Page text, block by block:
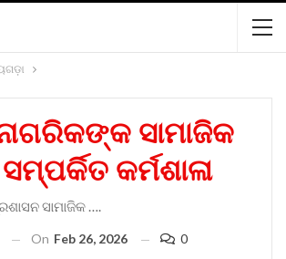
ସାମାଜିକ
କର୍ମଶାଳା
ସାମାଜିକ ….
On Feb 26, 2026 0